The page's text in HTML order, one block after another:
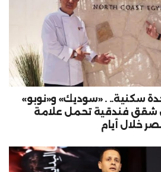
بحرية و150 وحدة سكنية.. . «سوديك» و«نوبو»
شقق فندقية تحمل علامة
خلال أيام